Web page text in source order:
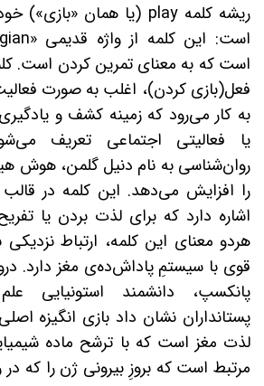
ریشه کلمهplay (یا همان «بازی»)
است: این کلمه از واژه قدیمی «
است که به معنای تمرین کردن است.
فعل(بازی کردن)، اغلب به صورت
به کار می‌رود که زمینه کشف و
یا فعالیتی اجتماعی تعریف
روان‌شناسی به نام دنیل گلمن، هوش
را افزایش می‌دهد. این کلمه در قالب
اشاره دارد که برای لذت بردن یا
هردو معنای این کلمه، ارتباط نزدیکی
قوی با سیستمِ پاداش‌ده‌ی مغز دارد.
پانکسپ، دانشمند استونیایی
پستانداران نشان داد بازی انگیزه
لذت مغز است که با ترشح ماده
مرتبط است که بروزِ بیرونی ژن را که